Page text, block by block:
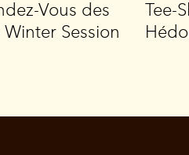
Vous des
Session
Tee-